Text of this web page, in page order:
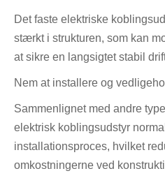
Det faste elektriske
stærkt i strukturen, som kan
at sikre en langsigtet stabil
Nem at installere og
Sammenlignet med andre
elektrisk koblingsudstyr
installationsproces, hvilket
omkostningerne ved